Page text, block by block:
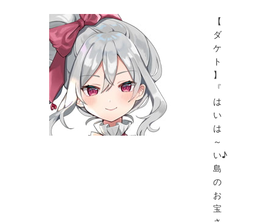
【
ダ
ケ
ト
】
『
は
い
は
～
い♪
島
の
お
宝